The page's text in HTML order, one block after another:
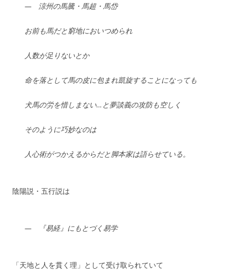
— 涼州の馬騰・馬超・馬岱
お前も馬だと窮地においつめられ
人数が足りないとか
命を落として馬の皮に包まれ凱旋することになっても
犬馬の労を惜しまない…と夢談義の攻防も空しく
そのように巧妙なのは
人心術がつかえるからだと脚本家は語らせている。
陰陽説・五行説は
— 『易経』にもとづく易学
「天地と人を貫く理」として受け取られていて